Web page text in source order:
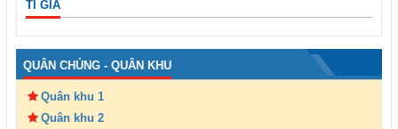
TỈ GIÁ
QUÂN CHỦNG - QUÂN KHU
Quân khu 1
Quân khu 2